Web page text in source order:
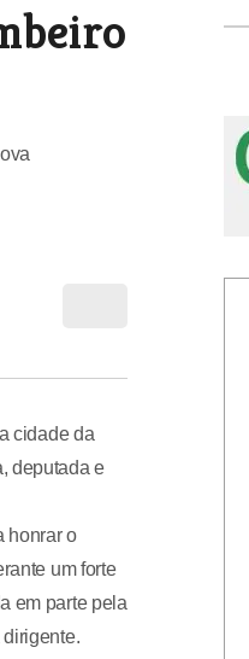
cidade da
deputada e
honrar o
um forte
em parte pela